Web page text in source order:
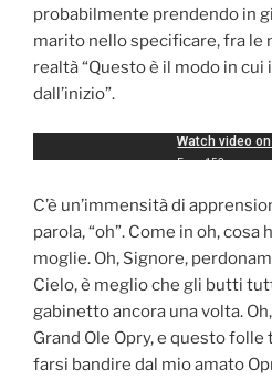
probabilmente prendendo in
marito nello specificare, fra le
realtà “Questo è il modo in cui
dall’inizio”.
C’è un’immensità di
parola, “oh”. Come in oh, cosa
moglie. Oh, Signore,
Cielo, è meglio che gli butti
gabinetto ancora una volta.
Grand Ole Opry, e questo
farsi bandire dal mio amato